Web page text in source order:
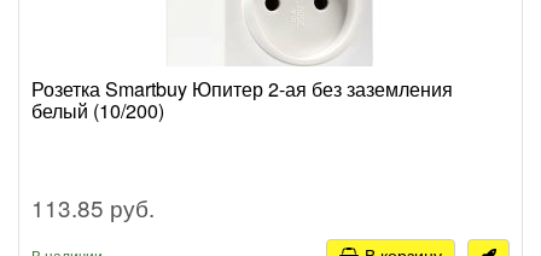
Розетка Smartbuy Юпитер 2-ая без заземления
белый (10/200)
113.85 руб.